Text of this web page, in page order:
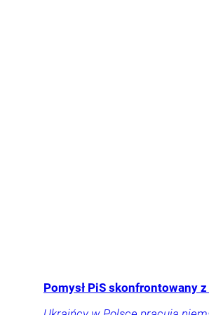
Pomysł PiS skonfrontowany